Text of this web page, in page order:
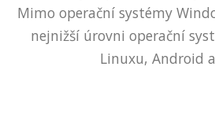
Mimo operační systémy
nejnižší úrovni operační
Linuxu, Android